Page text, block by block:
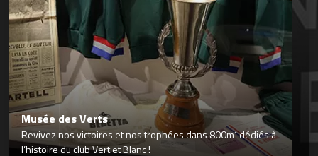
Musée des Verts
Revivez nos victoires et nos trophées dans 800m² dédiés à
l’histoire du club Vert et Blanc !